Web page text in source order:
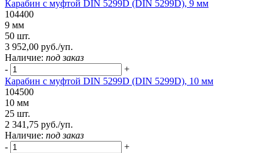
Карабин с муфтой DIN 5299D (DIN 5299D), 9 мм
104400
9 мм
50 шт.
3 952,00 руб./уп.
Наличие: под заказ
-
+
Карабин с муфтой DIN 5299D (DIN 5299D), 10 мм
104500
10 мм
25 шт.
2 341,75 руб./уп.
Наличие: под заказ
-
+